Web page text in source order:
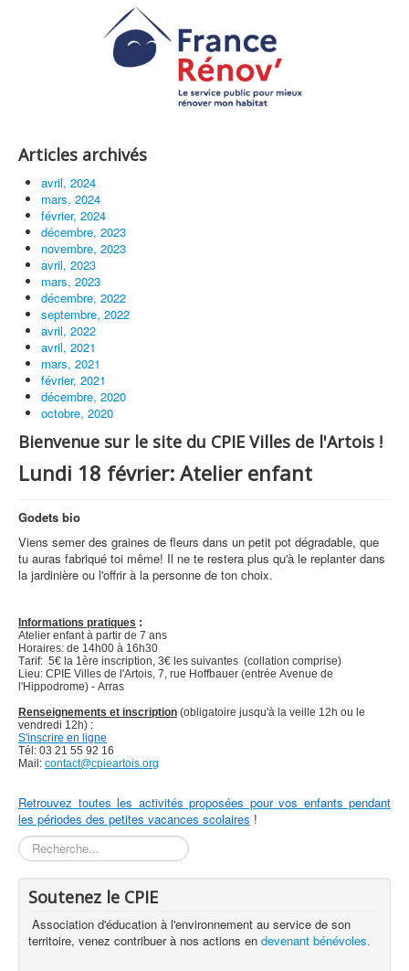
Articles archivés
avril, 2024
mars, 2024
février, 2024
décembre, 2023
novembre, 2023
avril, 2023
mars, 2023
décembre, 2022
septembre, 2022
avril, 2022
avril, 2021
mars, 2021
février, 2021
décembre, 2020
octobre, 2020
Bienvenue sur le site du CPIE Villes de l'Artois !
Lundi 18 février: Atelier enfant
Godets bio
Viens semer des graines de fleurs dans un petit pot dégradable, que
tu auras fabriqué toi même! Il ne te restera plus qu'à le replanter dans
la jardinière ou l'offrir à la personne de ton choix.
Informations pratiques :
Atelier enfant à partir de 7 ans
Horaires: de 14h00 à 16h30
Tarif: 5€ la 1ère inscription, 3€ les suivantes (collation comprise)
Lieu: CPIE Villes de l'Artois, 7, rue Hoffbauer (entrée Avenue de
l'Hippodrome) - Arras
Renseignements et inscription (obligatoire jusqu'à la veille 12h ou le
vendredi 12h) :
S'inscrire en ligne
Tél: 03 21 55 92 16
Mail: contact@cpieartois.org
Retrouvez toutes les activités proposées pour vos enfants pendant
les périodes des petites vacances scolaires !
Rechercher
Soutenez le CPIE
Association d'éducation à l'environnement au service de son
territoire, venez contribuer à nos actions en devenant bénévoles.